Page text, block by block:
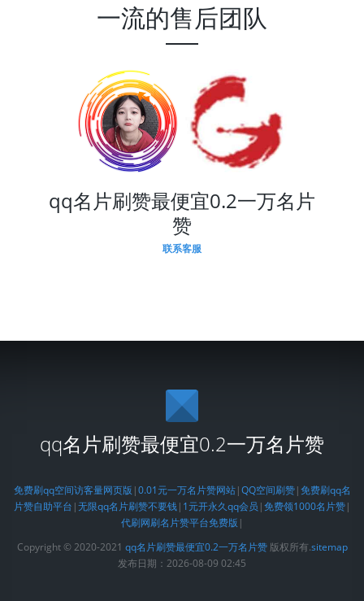
一流的售后团队
qq名片刷赞最便宜0.2一万名片
赞
联系客服
qq名片刷赞最便宜0.2一万名片赞
免费刷qq空间访客量网页版 |0.01元一万名片赞网站|QQ空间刷赞|免费刷qq名
片赞自助平台 |无限qq名片刷赞不要钱| 1元开永久qq会员 |免费领1000名片赞|
代刷网刷名片赞平台免费版 |
Copyright © 2020-2021 qq名片刷赞最便宜0.2一万名片赞版权所有.sitemap
发布日期：2026-08-09 02:45